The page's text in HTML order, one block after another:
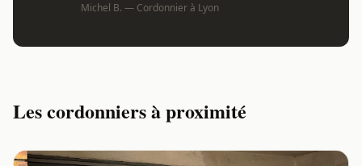
Michel B. — Cordonnier à Lyon
Les cordonniers à proximité